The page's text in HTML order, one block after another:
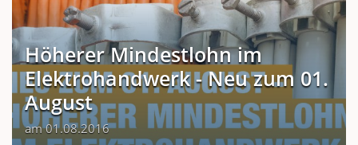
Höherer Mindestlohn im
Elektrohandwerk - Neu zum 01.
August
am 01.08.2016